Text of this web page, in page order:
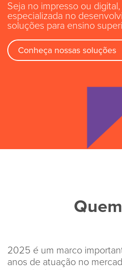
Seja no impresso ou
especializada no
soluções para ensino
Conheça nossas soluções
2025 é um marco
anos de atuação no